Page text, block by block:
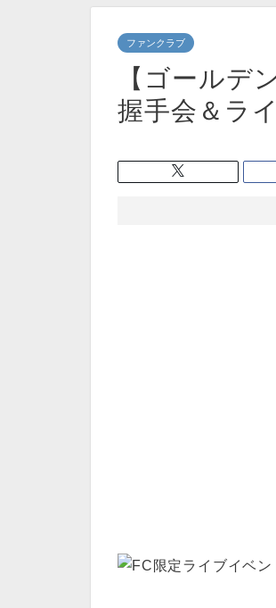
ファンクラブ
【ゴールデ
握手会＆ラ